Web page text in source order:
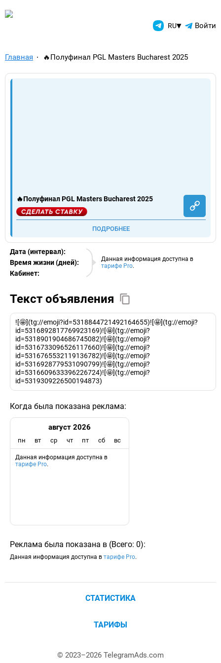
TelegramAds.com — RU▾ Войти
Главная 🔥Полуфинал PGL Masters Bucharest 2025
🔥Полуфинал PGL Masters Bucharest 2025
ПОДРОБНЕЕ
Данная информация доступна в
тарифе Pro.
Дата (интервал):
07.08.2026
Время жизни (дней):
Кабинет:
EURO
Текст объявления
![🤩](tg://emoji?id=5318844721492164655)![🤩](tg://emoji?
id=5316892817769923169)![🤩](tg://emoji?
id=5318901904686745082)![🤩](tg://emoji?
id=5316733096526117660)![🤩](tg://emoji?
id=5316765532119136782)![🤩](tg://emoji?
id=5316928779531090799)![🤩](tg://emoji?
id=5316609633396226724)![🤩](tg://emoji?
id=5319309226500194873)
Когда была показана реклама:
август 2026
пн вт ср чт пт сб вс
Данная информация доступна в
тарифе Pro.
Реклама была показана в (Всего: 0):
Данная информация доступна в тарифе Pro.
СТАТИСТИКА
ТАРИФЫ
© 2023–2026 TelegramAds.com